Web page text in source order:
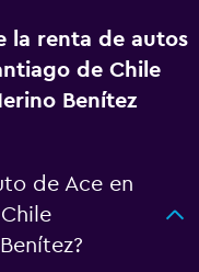
la renta de autos
de Chile
Benítez
de Ace en